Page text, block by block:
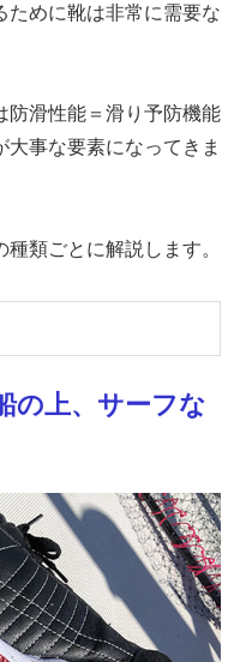
ために靴は非常に需要な
防滑性能＝滑り予防機能
事な要素になってきま
類ごとに解説します。
の上、サーフな